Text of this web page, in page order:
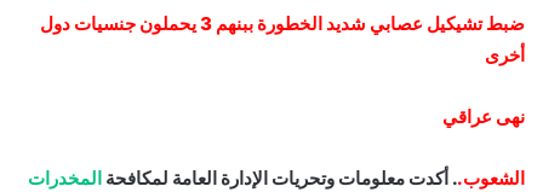
ضبط تشيكيل عصابي شديد الخطورة ببنهم 3 يحملون جنسيات دول
أخرى
نهى عراقي
الشعوب.. أكدت معلومات وتحريات الإدارة العامة لمكافحة المخدرات